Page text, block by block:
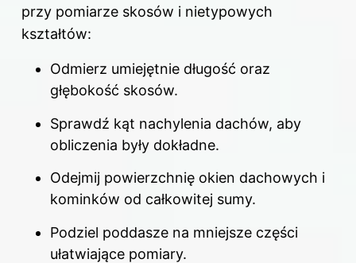
przy pomiarze skosów i nietypowych
kształtów:
Odmierz umiejętnie długość oraz
głębokość skosów.
Sprawdź kąt nachylenia dachów, aby
obliczenia były dokładne.
Odejmij powierzchnię okien dachowych i
kominków od całkowitej sumy.
Podziel poddasze na mniejsze części
ułatwiające pomiary.